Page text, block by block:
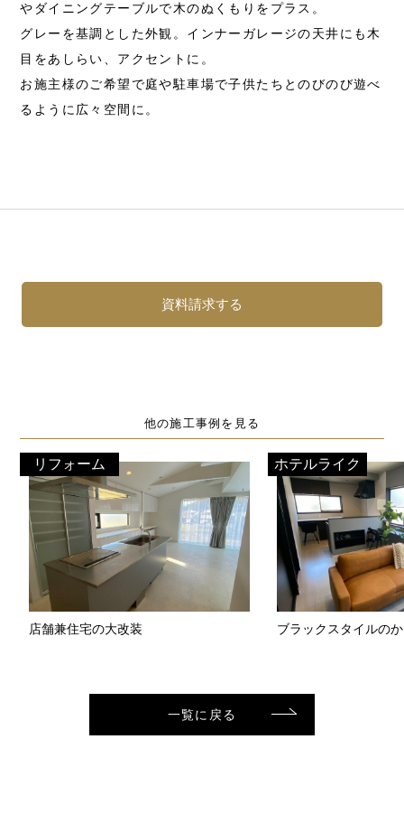
やダイニングテーブルで木のぬくもりをプラス。
グレーを基調とした外観。インナーガレージの天井にも木
目をあしらい、アクセントに。
お施主様のご希望で庭や駐車場で子供たちとのびのび遊べ
るように広々空間に。
資料請求する
他の施工事例を見る
リフォーム
店舗兼住宅の大改装
ホテルライク
ブラックスタイルの
一覧に戻る